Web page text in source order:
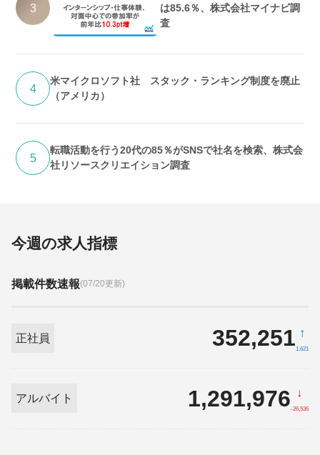
3
は85.6％、株式会社マイナビ調
査
4
米マイクロソフト社 スタック・ランキング制度を廃止
（アメリカ）
5
転職活動を行う20代の85％がSNSで社名を検索、株式会
社リソースクリエイション調査
今週の求人指標
掲載件数速報(07/20更新)
正社員 352,251 ↑
1,621
アルバイト 1,291,976 ↓
-26,536